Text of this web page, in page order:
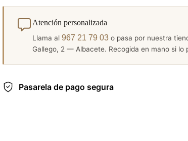
Atención personalizada
Llama al 967 21 79 03 o pasa por nuestra
Gallego, 2 — Albacete. Recogida en mano si lo
Pasarela de pago segura